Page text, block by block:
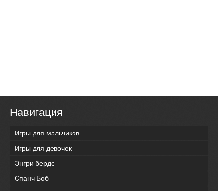
Навигация
Игры для мальчиков
Игры для девочек
Энгри бердс
Спанч Боб